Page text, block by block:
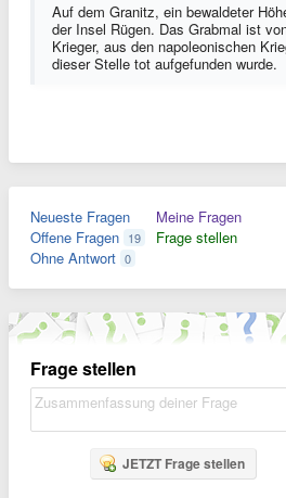
Auf dem Granitz, ein bewaldeter
der Insel Rügen. Das Grabmal ist
Krieger, aus den napoleonischen
dieser Stelle tot aufgefunden wurde.
Neueste Fragen
Offene Fragen 19
Ohne Antwort 0
Meine Fragen
Frage stellen
Frage stellen
JETZT Frage stellen